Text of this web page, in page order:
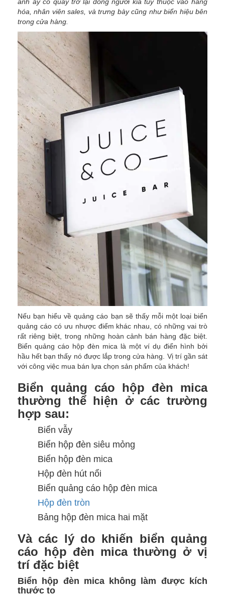
hóa, nhân viên sales, và trưng bày cũng như biển hiệu bên
trong cửa hàng.
Nếu bạn hiểu về quảng cáo bạn sẽ thấy mỗi một loại biển
quảng cáo có ưu nhược điểm khác nhau, có những vai trò
rất riêng biệt, trong những hoàn cảnh bán hàng đặc biệt.
Biển quảng cáo hộp đèn mica là một ví dụ điển hình bởi
hầu hết bạn thấy nó được lắp trong cửa hàng. Vị trí gần sát
với công việc mua bán lựa chọn sản phẩm của khách!
Biển quảng cáo hộp đèn mica
thường thể hiện ở các trường
hợp sau:
Biển vẫy
Biển hộp đèn siêu mỏng
Biển hộp đèn mica
Hộp đèn hút nổi
Biển quảng cáo hộp đèn mica
Hộp đèn tròn
Bảng hộp đèn mica hai mặt
Và các lý do khiến biển quảng
cáo hộp đèn mica thường ở vị
trí đặc biệt
Biển hộp đèn mica không làm được kích
thước to